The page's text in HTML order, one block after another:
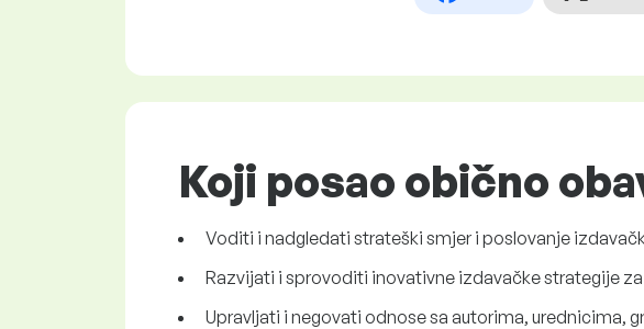
Koji posao obično
Voditi i nadgledati strateški smjer i poslovanje
Razvijati i sprovoditi inovativne izdavačke strategije
Upravljati i negovati odnose sa autorima, urednicima,